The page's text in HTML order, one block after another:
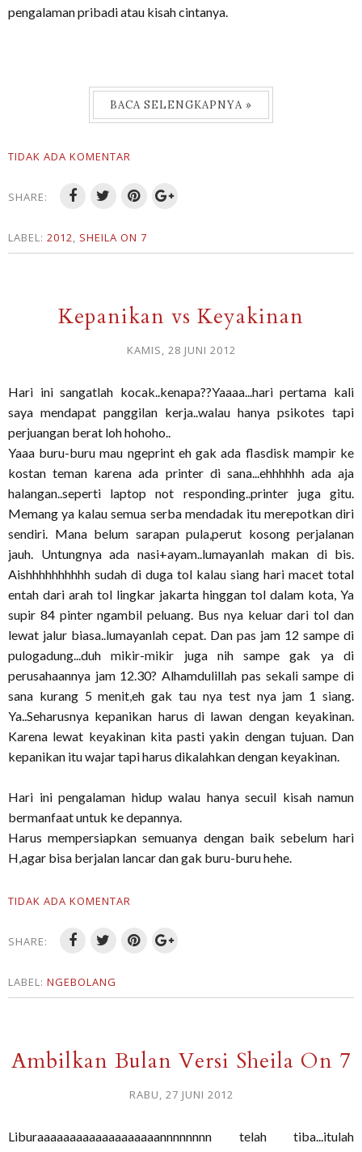
pengalaman pribadi atau kisah cintanya.
BACA SELENGKAPNYA »
TIDAK ADA KOMENTAR
SHARE:
LABEL: 2012, SHEILA ON 7
Kepanikan vs Keyakinan
KAMIS, 28 JUNI 2012
Hari ini sangatlah kocak..kenapa??Yaaaa...hari pertama kali
saya mendapat panggilan kerja..walau hanya psikotes tapi
perjuangan berat loh hohoho..
Yaaa buru-buru mau ngeprint eh gak ada flasdisk mampir ke
kostan teman karena ada printer di sana...ehhhhhh ada aja
halangan..seperti laptop not responding..printer juga gitu.
Memang ya kalau semua serba mendadak itu merepotkan diri
sendiri. Mana belum sarapan pula,perut kosong perjalanan
jauh. Untungnya ada nasi+ayam..lumayanlah makan di bis.
Aishhhhhhhhhh sudah di duga tol kalau siang hari macet total
entah dari arah tol lingkar jakarta hinggan tol dalam kota, Ya
supir 84 pinter ngambil peluang. Bus nya keluar dari tol dan
lewat jalur biasa..lumayanlah cepat. Dan pas jam 12 sampe di
pulogadung...duh mikir-mikir juga nih sampe gak ya di
perusahaannya jam 12.30? Alhamdulillah pas sekali sampe di
sana kurang 5 menit,eh gak tau nya test nya jam 1 siang.
Ya..Seharusnya kepanikan harus di lawan dengan keyakinan.
Karena lewat keyakinan kita pasti yakin dengan tujuan. Dan
kepanikan itu wajar tapi harus dikalahkan dengan keyakinan.
Hari ini pengalaman hidup walau hanya secuil kisah namun
bermanfaat untuk ke depannya.
Harus mempersiapkan semuanya dengan baik sebelum hari
H,agar bisa berjalan lancar dan gak buru-buru hehe.
TIDAK ADA KOMENTAR
SHARE:
LABEL: NGEBOLANG
Ambilkan Bulan Versi Sheila On 7
RABU, 27 JUNI 2012
Liburaaaaaaaaaaaaaaaaaaannnnnnnn telah tiba...itulah